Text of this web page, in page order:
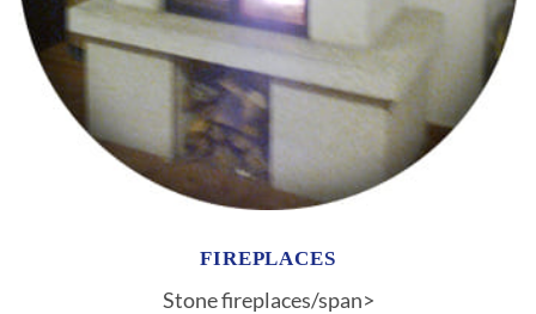
FIREPLACES
Stone fireplaces/span>